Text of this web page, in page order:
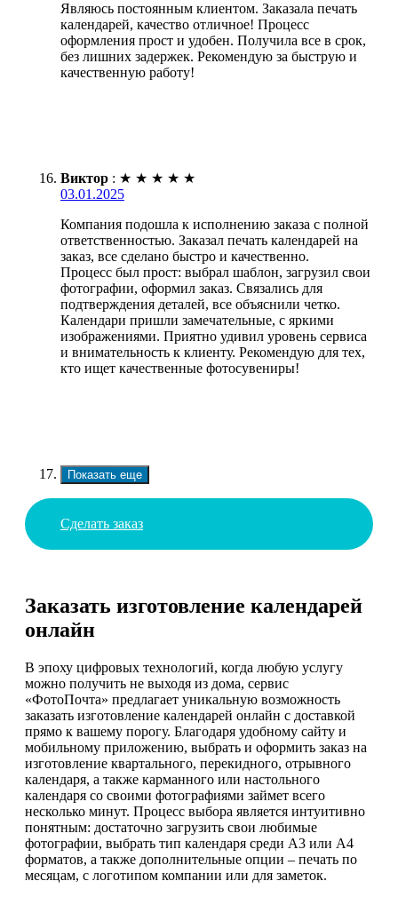
Являюсь постоянным клиентом. Заказала печать
календарей, качество отличное! Процесс
оформления прост и удобен. Получила все в срок,
без лишних задержек. Рекомендую за быструю и
качественную работу!
Виктор : ★ ★ ★ ★ ★
03.01.2025
Компания подошла к исполнению заказа с полной
ответственностью. Заказал печать календарей на
заказ, все сделано быстро и качественно.
Процесс был прост: выбрал шаблон, загрузил свои
фотографии, оформил заказ. Связались для
подтверждения деталей, все объяснили четко.
Календари пришли замечательные, с яркими
изображениями. Приятно удивил уровень сервиса
и внимательность к клиенту. Рекомендую для тех,
кто ищет качественные фотосувениры!
Показать еще
Сделать заказ
Заказать изготовление календарей
онлайн
В эпоху цифровых технологий, когда любую услугу
можно получить не выходя из дома, сервис
«ФотоПочта» предлагает уникальную возможность
заказать изготовление календарей онлайн с доставкой
прямо к вашему порогу. Благодаря удобному сайту и
мобильному приложению, выбрать и оформить заказ на
изготовление квартального, перекидного, отрывного
календаря, а также карманного или настольного
календаря со своими фотографиями займет всего
несколько минут. Процесс выбора является интуитивно
понятным: достаточно загрузить свои любимые
фотографии, выбрать тип календаря среди А3 или А4
форматов, а также дополнительные опции – печать по
месяцам, с логотипом компании или для заметок.